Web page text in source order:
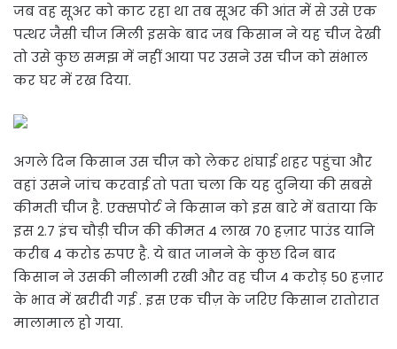
जब वह सूअर को काट रहा था तब सूअर की आंत में से उसे एक
पत्थर जैसी चीज मिली इसके बाद जब किसान ने यह चीज देखी
तो उसे कुछ समझ में नहीं आया पर उसने उस चीज को संभाल
कर घर में रख दिया.
अगले दिन किसान उस चीज़ को लेकर शंघाई शहर पहुंचा और
वहां उसने जांच करवाई तो पता चला कि यह दुनिया की सबसे
कीमती चीज है. एक्सपोर्ट ने किसान को इस बारे में बताया कि
इस 2.7 इंच चौड़ी चीज की कीमत 4 लाख 70 हज़ार पाउंड यानि
करीब 4 करोड रुपए है. ये बात जानने के कुछ दिन बाद
किसान ने उसकी नीलामी रखी और वह चीज 4 करोड़ 50 हज़ार
के भाव में खरीदी गई . इस एक चीज़ के जरिए किसान रातोरात
मालामाल हो गया.